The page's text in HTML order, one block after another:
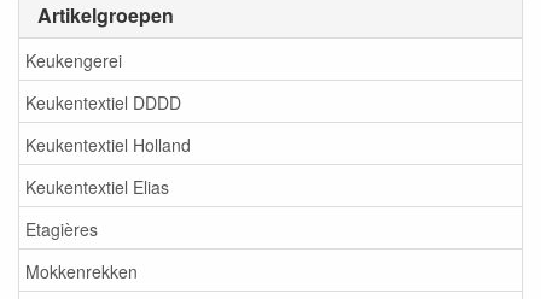
Artikelgroepen
Keukengerei
Keukentextiel DDDD
Keukentextiel Holland
Keukentextiel Elias
Etagières
Mokkenrekken